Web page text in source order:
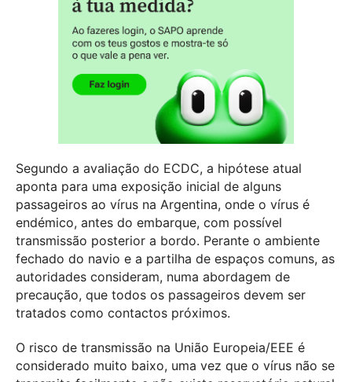
Segundo a avaliação do ECDC, a hipótese atual
aponta para uma exposição inicial de alguns
passageiros ao vírus na Argentina, onde o vírus é
endémico, antes do embarque, com possível
transmissão posterior a bordo. Perante o ambiente
fechado do navio e a partilha de espaços comuns, as
autoridades consideram, numa abordagem de
precaução, que todos os passageiros devem ser
tratados como contactos próximos.
O risco de transmissão na União Europeia/EEE é
considerado muito baixo, uma vez que o vírus não se